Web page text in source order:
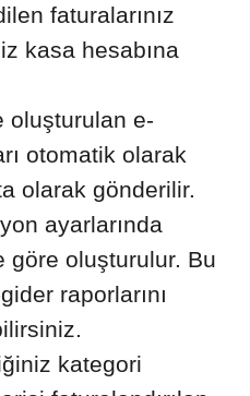
faturalarınız
kasa hesabına
oluşturulan e-
otomatik olarak
olarak gönderilir.
ayarlarında
göre oluşturulur. Bu
raporlarını
kategori